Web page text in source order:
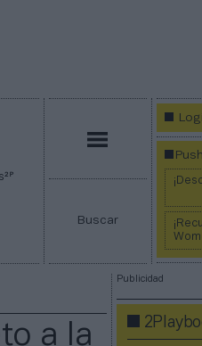
2P
Buscar
a la
Publicidad